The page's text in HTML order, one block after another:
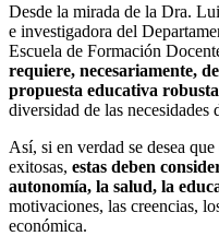
Desde la mirada de la Dra.
e investigadora del
Escuela de Formación
requiere, necesariamente,
propuesta educativa robusta
diversidad de las necesidades
Así, si en verdad se desea
exitosas, estas deben
autonomía, la salud, la
motivaciones, las creencias,
económica.